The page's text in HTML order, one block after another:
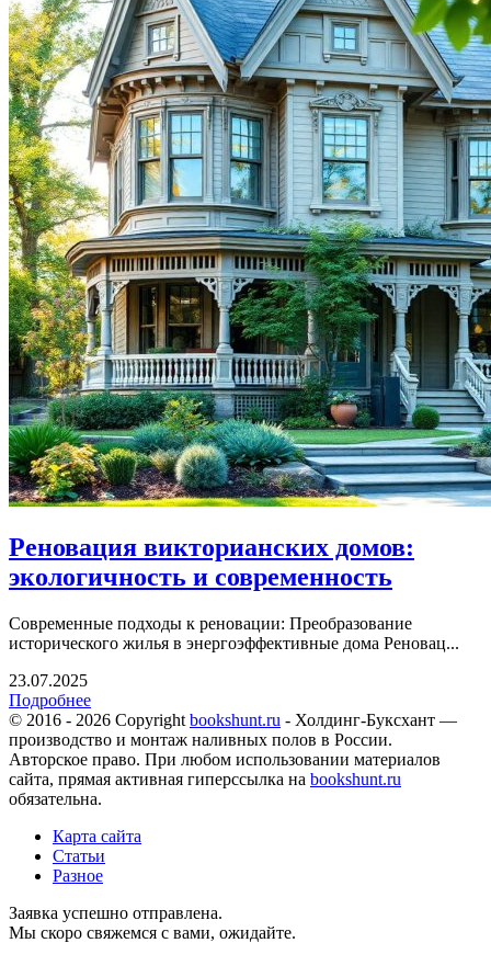
Реновация викторианских домов:
экологичность и современность
Современные подходы к реновации: Преобразование
исторического жилья в энергоэффективные дома Реновац...
23.07.2025
Подробнее
© 2016 - 2026 Copyright bookshunt.ru - Холдинг-Буксхант —
производство и монтаж наливных полов в России.
Авторское право. При любом использовании материалов
сайта, прямая активная гиперссылка на bookshunt.ru
обязательна.
Карта сайта
Статьи
Разное
Заявка успешно отправлена.
Мы скоро свяжемся с вами, ожидайте.